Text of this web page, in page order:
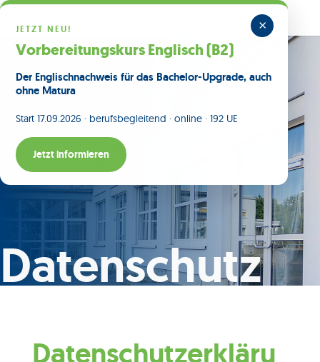
Datenschutz
Datenschutzerkläru
×
JETZT NEU!
Vorbereitungskurs Englisch (B2)
Der Englischnachweis für das Bachelor-Upgrade, auch
ohne Matura
Start 17.09.2026 · berufsbegleitend · online · 192 UE
Jetzt informieren